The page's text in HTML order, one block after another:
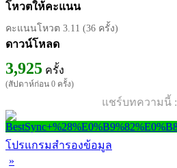
โหวตให้คะแนน
คะแนนโหวต 3.11 (36 ครั้ง)
ดาวน์โหลด
3,925 ครั้ง
(สัปดาห์ก่อน 0 ครั้ง)
แชร์บทความนี้ :
โปรแกรมสำรองข้อมูล
»